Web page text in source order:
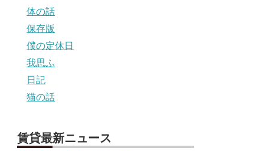
体の話
保存版
僕の定休日
我思ふ
日記
猫の話
賃貸最新ニュース